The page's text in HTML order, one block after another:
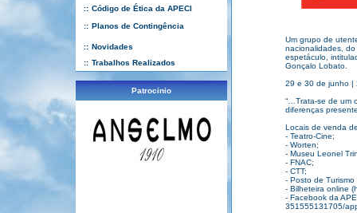
:: Código de Ética da APECI
:: Planos de Contingência
:: Novidades
:: Trabalhos Realizados
Patrocinio
Um grupo de
nacionalidades,
espetáculo,
Gonçalo Lobato.
29 e 30 de junho |
“…Trata-se de um
diferenças
Locais de venda
- Teatro-Cine;
- Worten;
- Museu Leonel
- FNAC;
- CTT;
- Posto de
- Bilheteira online
- Facebook da
351555131705/